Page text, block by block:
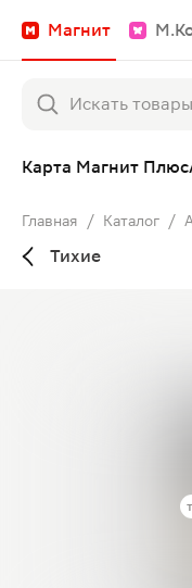
Магнит
Карта Магнит Плюс
Главная / Каталог /
Тихие